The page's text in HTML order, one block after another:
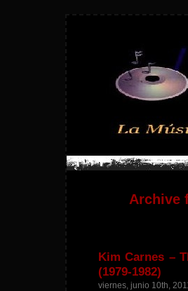
Archive
Kim Carnes –
(1979-1982)
viernes, junio 10th,